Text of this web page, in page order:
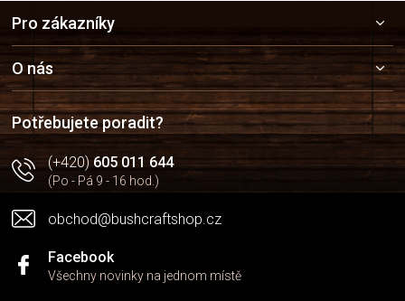
a
t
í
Pro zákazníky
O nás
Potřebujete poradit?
(+420)605 011 644
(Po - Pá 9 - 16 hod.)
obchod@bushcraftshop.cz
Facebook
Všechny novinky na jednom místě